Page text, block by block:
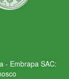
- Embrapa SAC: